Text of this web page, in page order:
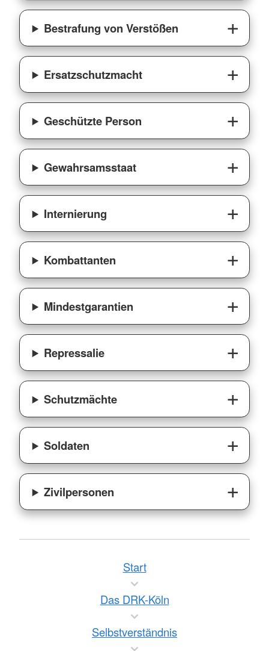
Bestrafung von Verstößen
Ersatzschutzmacht
Geschützte Person
Gewahrsamsstaat
Internierung
Kombattanten
Mindestgarantien
Repressalie
Schutzmächte
Soldaten
Zivilpersonen
Start
Das DRK-Köln
Selbstverständnis